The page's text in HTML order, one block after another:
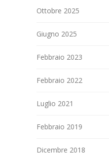
Ottobre 2025
Giugno 2025
Febbraio 2023
Febbraio 2022
Luglio 2021
Febbraio 2019
Dicembre 2018